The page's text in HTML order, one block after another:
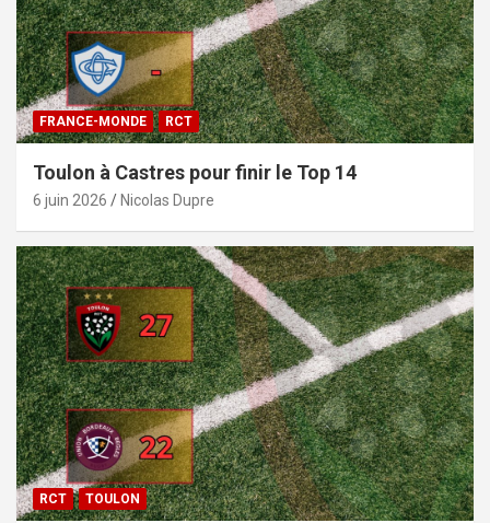
FRANCE-MONDE RCT
Toulon à Castres pour finir le Top 14
6 juin 2026 Nicolas Dupre
RCT TOULON